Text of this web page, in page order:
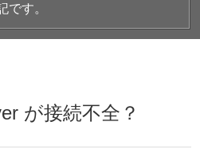
です。
が接続不全？